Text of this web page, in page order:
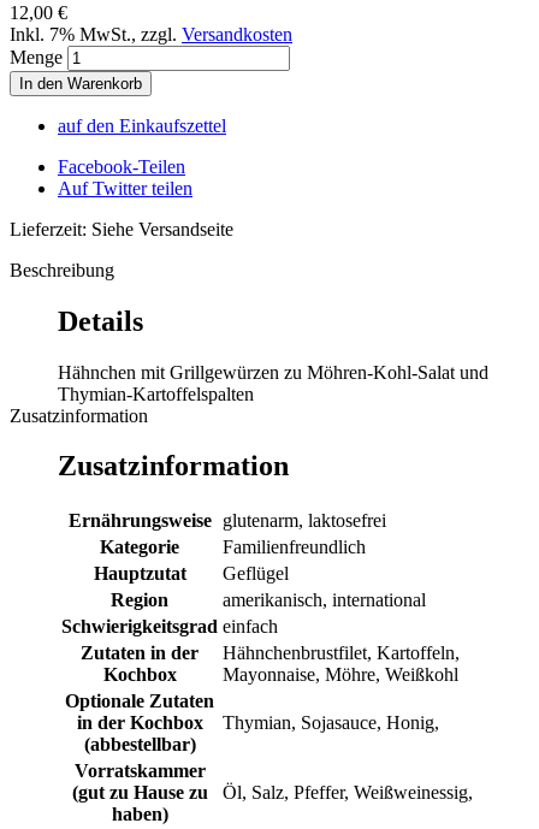
12,00 €
Inkl. 7% MwSt., zzgl. Versandkosten
Menge
In den Warenkorb
auf den Einkaufszettel
Facebook-Teilen
Auf Twitter teilen
Lieferzeit: Siehe Versandseite
Beschreibung
Details
Hähnchen mit Grillgewürzen zu Möhren-Kohl-Salat und
Thymian-Kartoffelspalten
Zusatzinformation
Zusatzinformation
Ernährungsweise
glutenarm, laktosefrei
Kategorie
Familienfreundlich
Hauptzutat
Geflügel
Region
amerikanisch, international
Schwierigkeitsgrad einfach
Zutaten in der
Kochbox
Hähnchenbrustfilet, Kartoffeln,
Mayonnaise, Möhre, Weißkohl
Optionale Zutaten
in der Kochbox
(abbestellbar)
Thymian, Sojasauce, Honig,
Vorratskammer
(gut zu Hause zu
haben)
Öl, Salz, Pfeffer, Weißweinessig,